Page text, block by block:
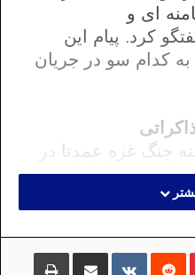
ای و
کرد. پیام این
کدام سو در جریان
جنگ غزه عمدتا در
بوده، اما، باب
دیپلماتیک
نه حماس از مذاکرات
در گذشته،
پینتریستReddit
VKontakte
اشتراک گذاری با ایمیل چاپ